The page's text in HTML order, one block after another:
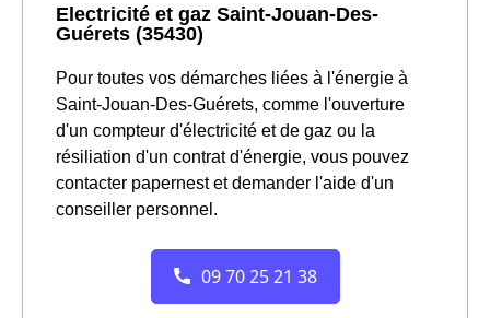
Electricité et gaz Saint-Jouan-Des-
Guérets (35430)
Pour toutes vos démarches liées à l'énergie à
Saint-Jouan-Des-Guérets, comme l'ouverture
d'un compteur d'électricité et de gaz ou la
résiliation d'un contrat d'énergie, vous pouvez
contacter papernest et demander l'aide d'un
conseiller personnel.